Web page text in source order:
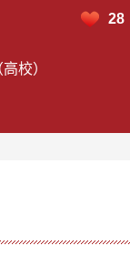
28
校）